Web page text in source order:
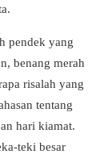
pendek yang
benang merah
risalah yang
tentang
hari kiamat.
teki besar